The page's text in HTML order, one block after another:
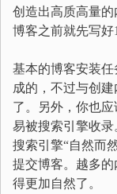
创造出高质高量
博客之前就先写好
基本的博客安装
成的，不过与创
了。另外，你也
易被搜索引擎收
搜索引擎“自然而
提交博客。越多
得更加自然了。